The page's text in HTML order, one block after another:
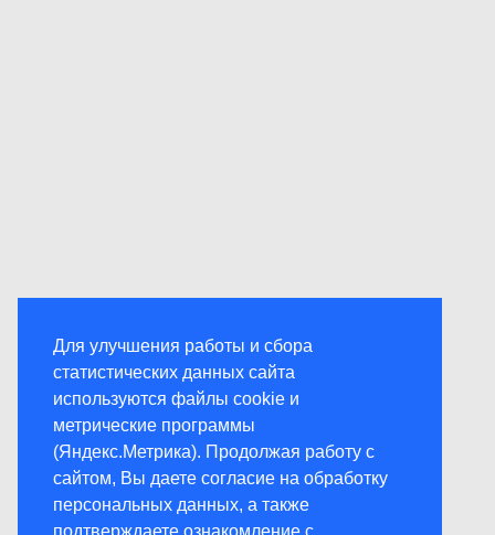
Для улучшения работы и сбора
статистических данных сайта
используются файлы cookie и
метрические программы
(Яндекс.Метрика). Продолжая работу с
сайтом, Вы даете согласие на обработку
персональных данных, а также
подтверждаете ознакомление с